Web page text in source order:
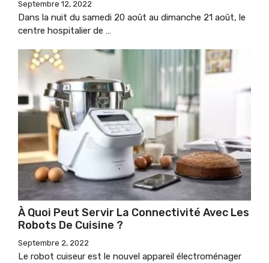
Septembre 12, 2022
Dans la nuit du samedi 20 août au dimanche 21 août, le
centre hospitalier de …
À Quoi Peut Servir La Connectivité Avec Les
Robots De Cuisine ?
Septembre 2, 2022
Le robot cuiseur est le nouvel appareil électroménager